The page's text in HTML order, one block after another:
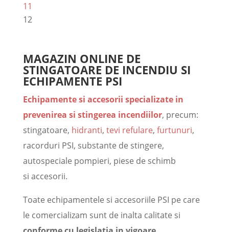
11
12
MAGAZIN ONLINE DE
STINGATOARE DE INCENDIU SI
ECHIPAMENTE PSI
Echipamente si accesorii specializate in
prevenirea si stingerea incendiilor, precum:
stingatoare, hidranti, tevi refulare, furtunuri,
racorduri PSI, substante de stingere,
autospeciale pompieri, piese de schimb
si accesorii.
Toate echipamentele si accesoriile PSI pe care
le comercializam sunt de inalta calitate si